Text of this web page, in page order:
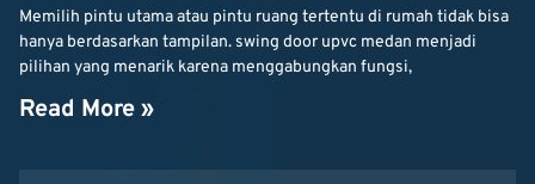
Memilih pintu utama atau pintu ruang tertentu di rumah tidak bisa
hanya berdasarkan tampilan. swing door upvc medan menjadi
pilihan yang menarik karena menggabungkan fungsi,
Read More »